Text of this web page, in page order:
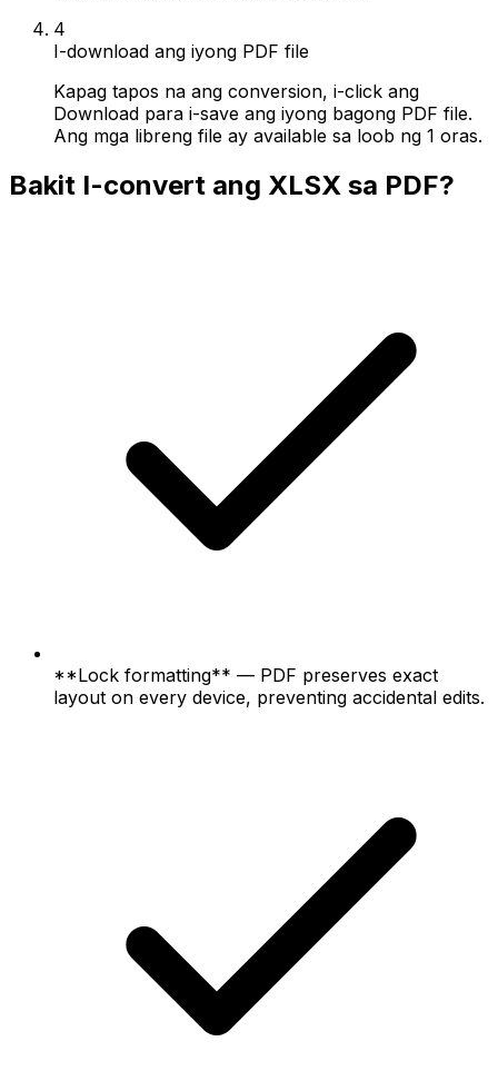
4
I-download ang iyong PDF file
Kapag tapos na ang conversion, i-click ang
Download para i-save ang iyong bagong PDF file.
Ang mga libreng file ay available sa loob ng 1 oras.
Bakit I-convert ang XLSX sa PDF?
**Lock formatting** — PDF preserves exact
layout on every device, preventing accidental edits.